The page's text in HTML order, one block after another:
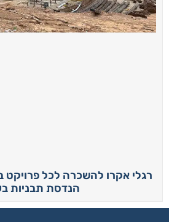
רגלי אקרו להשכרה לכל פרויקט
הנדסת תבניות